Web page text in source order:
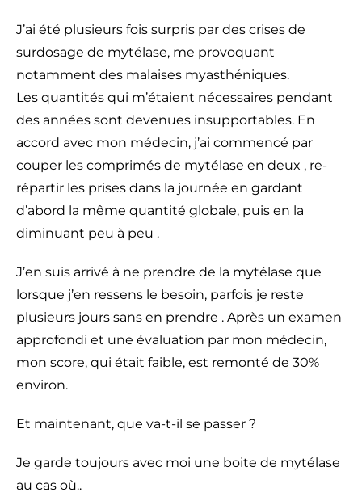
J’ai été plusieurs fois surpris par des crises de
surdosage de mytélase, me provoquant
notamment des malaises myasthéniques.
Les quantités qui m’étaient nécessaires pendant
des années sont devenues insupportables. En
accord avec mon médecin, j’ai commencé par
couper les comprimés de mytélase en deux , re-
répartir les prises dans la journée en gardant
d’abord la même quantité globale, puis en la
diminuant peu à peu .
J’en suis arrivé à ne prendre de la mytélase que
lorsque j’en ressens le besoin, parfois je reste
plusieurs jours sans en prendre . Après un examen
approfondi et une évaluation par mon médecin,
mon score, qui était faible, est remonté de 30%
environ.
Et maintenant, que va-t-il se passer ?
Je garde toujours avec moi une boite de mytélase
au cas où..